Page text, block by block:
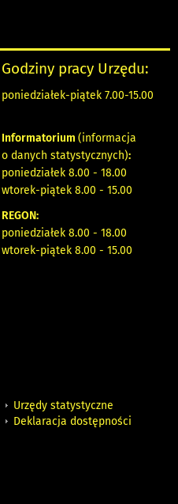
Godziny pracy Urzędu:
poniedziałek-piątek 7.00-15.00
Informatorium (informacja
o danych statystycznych):
poniedziałek 8.00 - 18.00
wtorek-piątek 8.00 - 15.00
REGON:
poniedziałek 8.00 - 18.00
wtorek-piątek 8.00 - 15.00
Urzędy statystyczne
Deklaracja dostępności